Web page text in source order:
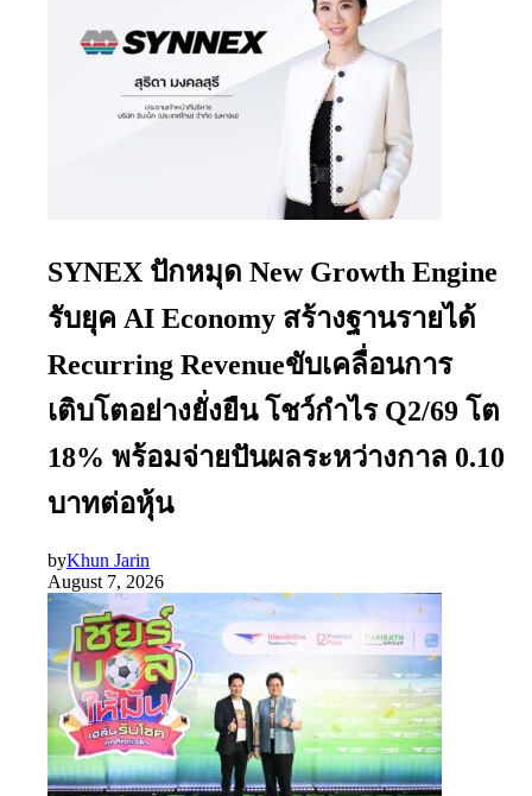
SYNEX ปักหมุด New Growth Engine
รับยุค AI Economy สร้างฐานรายได้
Recurring Revenueขับเคลื่อนการ
เติบโตอย่างยั่งยืน โชว์กำไร Q2/69 โต
18% พร้อมจ่ายปันผลระหว่างกาล 0.10
บาทต่อหุ้น
byKhun Jarin
August 7, 2026